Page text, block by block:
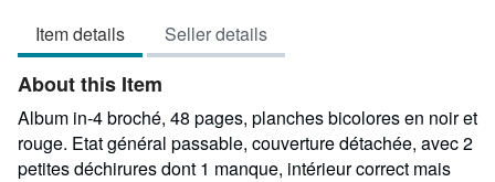
5
Item details Seller details
About this Item
Album in-4 broché, 48 pages, planches bicolores en noir et
rouge. Etat général passable, couverture détachée, avec 2
petites déchirures dont 1 manque, intérieur correct mais